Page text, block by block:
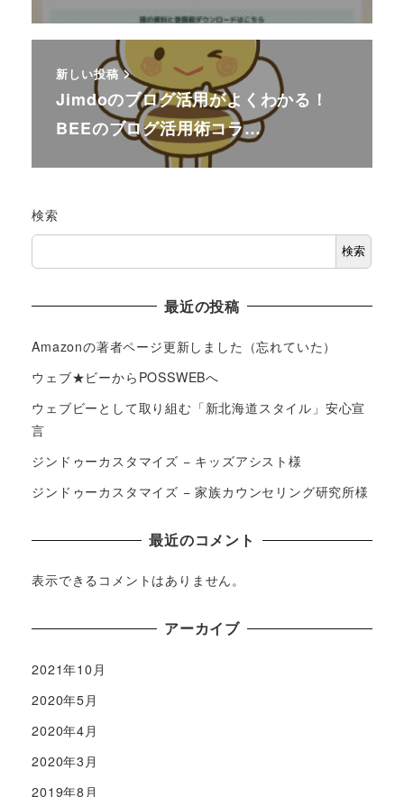
新しい投稿
Jimdoのブログ活用がよくわかる！
BEEのブログ活用術コラ…
検索
検索
最近の投稿
Amazonの著者ページ更新しました（忘れていた）
ウェブ★ビーからPOSSWEBへ
ウェブビーとして取り組む「新北海道スタイル」安心宣
言
ジンドゥーカスタマイズ − キッズアシスト様
ジンドゥーカスタマイズ − 家族カウンセリング研究所様
最近のコメント
表示できるコメントはありません。
アーカイブ
2021年10月
2020年5月
2020年4月
2020年3月
2019年8月